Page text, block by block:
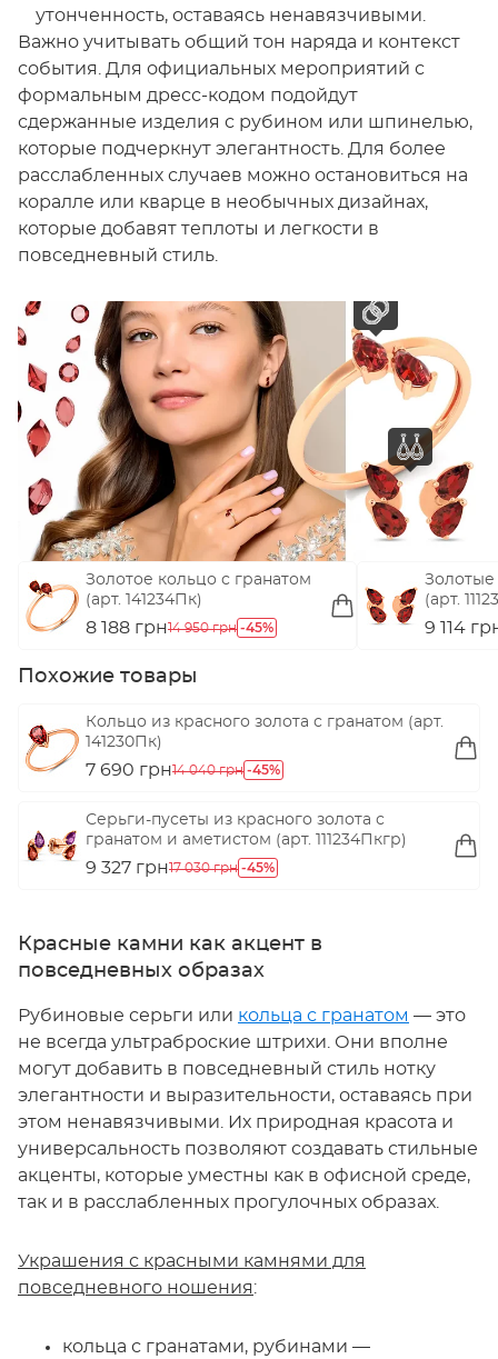
утонченность, оставаясь ненавязчивыми.
Важно учитывать общий тон наряда и контекст
события. Для официальных мероприятий с
формальным дресс-кодом подойдут
сдержанные изделия с рубином или шпинелью,
которые подчеркнут элегантность. Для более
расслабленных случаев можно остановиться на
коралле или кварце в необычных дизайнах,
которые добавят теплоты и легкости в
повседневный стиль.
Золотое кольцо с гранатом
(арт. 141234Пк)
8 188 грн14 950 грн -45%
Золотые
(арт.
9 114
Похожие товары
Кольцо из красного золота с гранатом (арт.
141230Пк)
7 690 грн14 040 грн -45%
Серьги-пусеты из красного золота с
гранатом и аметистом (арт. 111234Пкгр)
9 327 грн17 030 грн -45%
Красные камни как акцент в
повседневных образах
Рубиновые серьги или кольца с гранатом — это
не всегда ультраброские штрихи. Они вполне
могут добавить в повседневный стиль нотку
элегантности и выразительности, оставаясь при
этом ненавязчивыми. Их природная красота и
универсальность позволяют создавать стильные
акценты, которые уместны как в офисной среде,
так и в расслабленных прогулочных образах.
Украшения с красными камнями для
повседневного ношения:
кольца с гранатами, рубинами —